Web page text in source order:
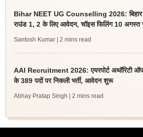
Bihar NEET UG Counselling 2026: बिहार
राउंड 1, 2 के लिए आवेदन, चॉइस फिलिंग 10 अगस्त
Santosh Kumar | 2 mins read
AAI Recruitment 2026: एयरपोर्ट अथॉरिटी
के 389 पदों पर निकली भर्ती, आवेदन शुरू
Abhay Pratap Singh | 2 mins read